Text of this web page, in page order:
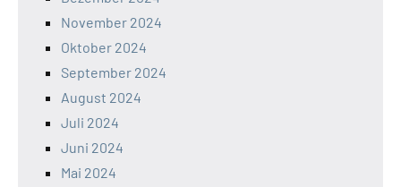
November 2024
Oktober 2024
September 2024
August 2024
Juli 2024
Juni 2024
Mai 2024